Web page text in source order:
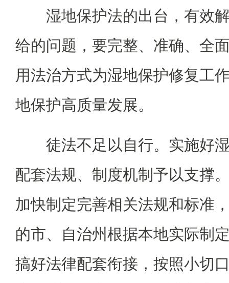
湿地保护法的出台，有效
给的问题，要完整、准确、全
用法治方式为湿地保护修复工
地保护高质量发展。
徒法不足以自行。实施好
配套法规、制度机制予以支撑
加快制定完善相关法规和标准
的市、自治州根据本地实际制
搞好法律配套衔接，按照小切